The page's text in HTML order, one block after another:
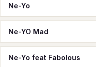
Ne-Yo
Ne-YO Mad
Ne-Yo feat Fabolous